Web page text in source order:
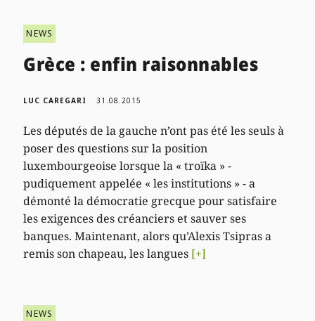
NEWS
Grèce : enfin raisonnables
LUC CAREGARI 31.08.2015
Les députés de la gauche n’ont pas été les seuls à
poser des questions sur la position
luxembourgeoise lorsque la « troïka » -
pudiquement appelée « les institutions » - a
démonté la démocratie grecque pour satisfaire
les exigences des créanciers et sauver ses
banques. Maintenant, alors qu’Alexis Tsipras a
remis son chapeau, les langues [+]
NEWS